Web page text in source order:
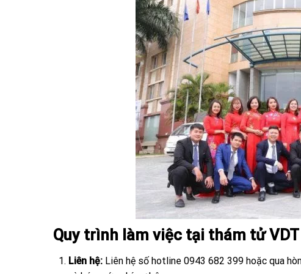
Quy trình làm việc tại thám tử VDT
Liên hệ: Liên hệ số hotline 0943 682 399 hoặc qua